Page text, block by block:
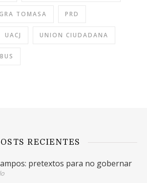
TOMASA PRD
UACJ UNION CIUDADANA
RECIENTES
pretextos para no gobernar